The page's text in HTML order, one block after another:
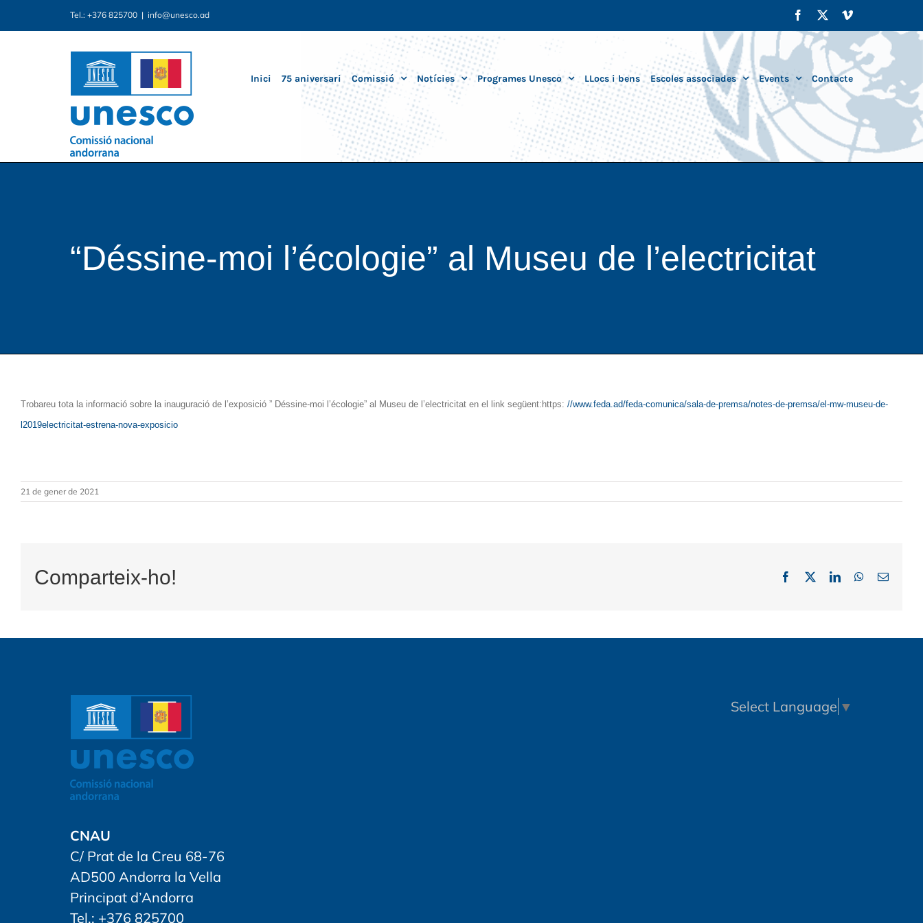
to
Tel.: +376 825700 | info@unesco.ad Facebook Vimeo
Inici 75 aniversari Comissió Notícies Programes Unesco LLocs i bens Escoles associades Events Contacte
“Déssine-moi l’écologie” al Museu de l’electricitat
Trobareu tota la informació sobre la inauguració de l’exposició ” Déssine-moi l’écologie” al Museu de l’electricitat en el link següent:https: //www.feda.ad/feda-comunica/sala-de-premsa/notes-de-premsa/el-mw-museu-de-
l2019electricitat-estrena-nova-exposicio
21 de gener de 2021
Comparteix-ho! Facebook LinkedInWhatsApp
Email:
CNAU
C/ Prat de la Creu 68-76
AD500 Andorra la Vella
Principat d’Andorra
Tel.: +376 825700
Select Language ▼